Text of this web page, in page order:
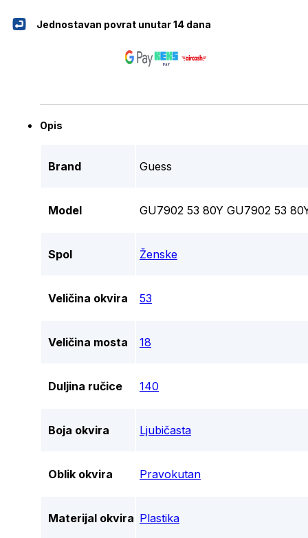
Jednostavan povrat unutar 14 dana
Opis
Brand Guess
Model GU7902 53 80Y GU7902 53
Spol Ženske
Veličina okvira 53
Veličina mosta 18
Duljina ručice 140
Boja okvira Ljubičasta
Oblik okvira Pravokutan
Materijal okvira Plastika